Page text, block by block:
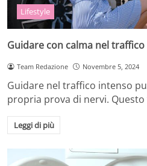
Lifestyle
Guidare con calma nel
Team Redazione Novembre 5, 2024
Guidare nel traffico intenso
propria prova di nervi.
Leggi di più